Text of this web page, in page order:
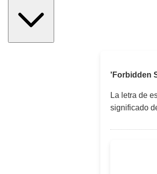
'Forbidden
La letra de
significado